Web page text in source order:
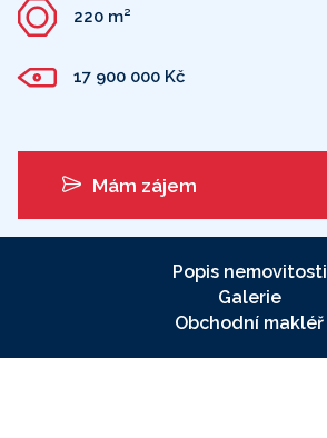
220 m²
17 900 000 Kč
Mám zájem
Popis nemovitosti
Galerie
Obchodní makléř